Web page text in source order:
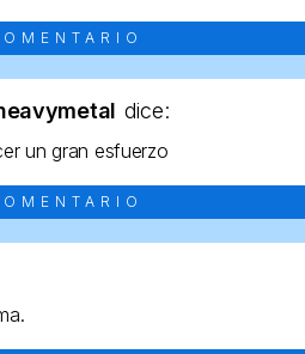
dice:
un gran esfuerzo